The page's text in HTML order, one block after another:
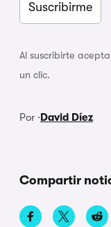
Al suscribirte
un clic.
Por ·David Díez
Compartir